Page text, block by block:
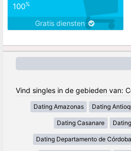
100%
Gratis diensten
Vind singles in de gebieden van:
Dating Amazonas Dating
Dating Casanare
Dating Departamento de Córdoba